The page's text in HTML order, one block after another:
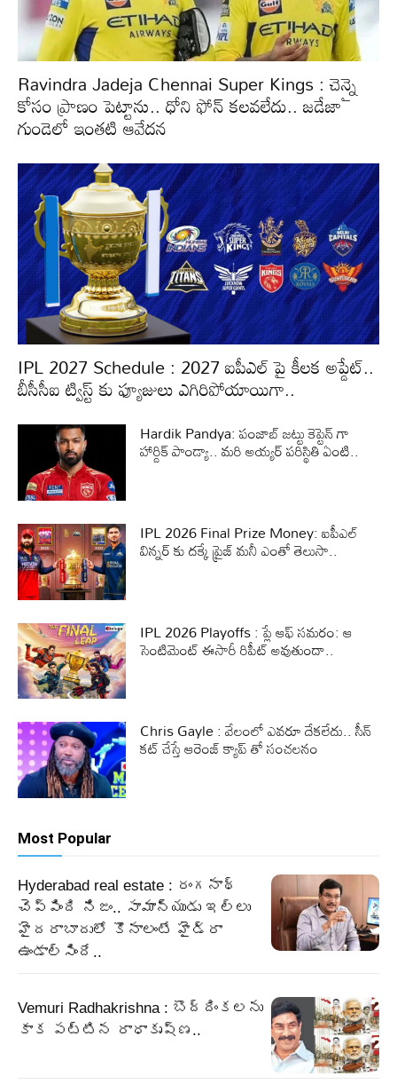
Ravindra Jadeja Chennai Super Kings : చెన్నై
కోసం ప్రాణం పెట్టాను.. ధోని ఫోన్ కలవలేదు.. జడేజా
గుండెలో ఇంతటి ఆవేదన
IPL 2027 Schedule : 2027 ఐపీఎల్ పై కీలక అప్డేట్..
బీసీసీఐ ట్విస్ట్ కు ఫ్యూజులు ఎగిరిపోయాయిగా..
Hardik Pandya: పంజాబ్ జట్టు కెప్టెన్ గా
హార్దిక్ పాండ్యా.. మరి అయ్యర్ పరిస్థితి ఏంటి..
IPL 2026 Final Prize Money: ఐపీఎల్
విన్నర్ కు దక్కే ప్రైజ్ మనీ ఎంతో తెలుసా..
IPL 2026 Playoffs : ప్లే ఆఫ్ సమరం: ఆ
సెంటిమెంట్ ఈసారీ రిపీట్ అవుతుందా..
Chris Gayle : వేలంలో ఎవరూ దేకలేదు.. సీన్
కట్ చేస్తే ఆరెంజ్ క్యాప్ తో సంచలనం
Most Popular
Hyderabad real estate : రంగనాథ్
చెప్పింది నిజం.. సామాన్యుడు ఇల్లు
హైదరాబాదులో కొనాలంటే హైడ్రా
ఉండాల్సిందే..
Vemuri Radhakrishna : బొద్దింకలను
కాక పట్టిన రాధాకృష్ణ..